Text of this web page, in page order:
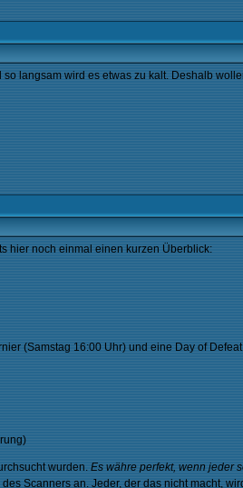
langsam wird es etwas zu kalt. Deshalb
hier noch einmal einen kurzen Überblick:
(Samstag 16:00 Uhr) und eine Day of
wurden. Es währe perfekt, wenn jeder
Scanners an. Jeder, der das nicht macht,